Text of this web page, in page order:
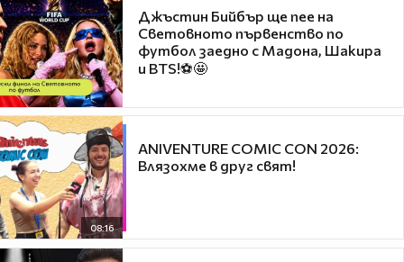
Джъстин Бийбър ще пее на
Световното първенство по
футбол заедно с Мадона, Шакира
и BTS!⚽🤩
08:16
ANIVENTURE COMIC CON 2026:
Влязохме в друг свят!